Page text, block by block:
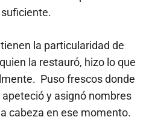
la particularidad de
la restauró, hizo lo que
Puso frescos donde
y asignó nombres
cabeza en ese momento.